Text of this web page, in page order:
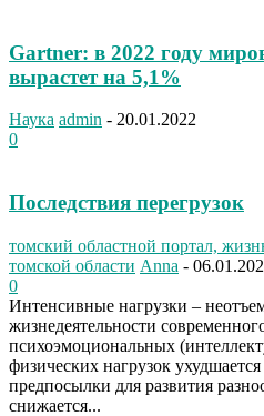
Gartner: в 2022 году
вырастет на 5,1%
Наука admin - 20.01.2022
0
Последствия перегрузок
томский областной портал,
томской области Anna -
0
Интенсивные нагрузки –
жизнедеятельности
психоэмоциональных
физических нагрузок
предпосылки для развития
снижается...